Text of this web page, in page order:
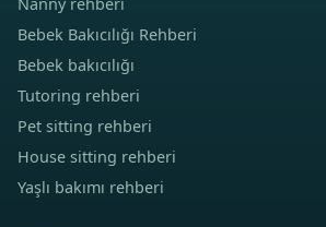
Bebek Bakıcılığı Rehberi
Bebek bakıcılığı
Tutoring rehberi
Pet sitting rehberi
House sitting rehberi
Yaşlı bakımı rehberi